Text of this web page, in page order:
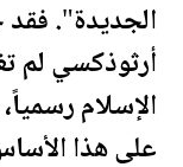
الجديدة". فقد
أرثوذكسي لم
الإسلام